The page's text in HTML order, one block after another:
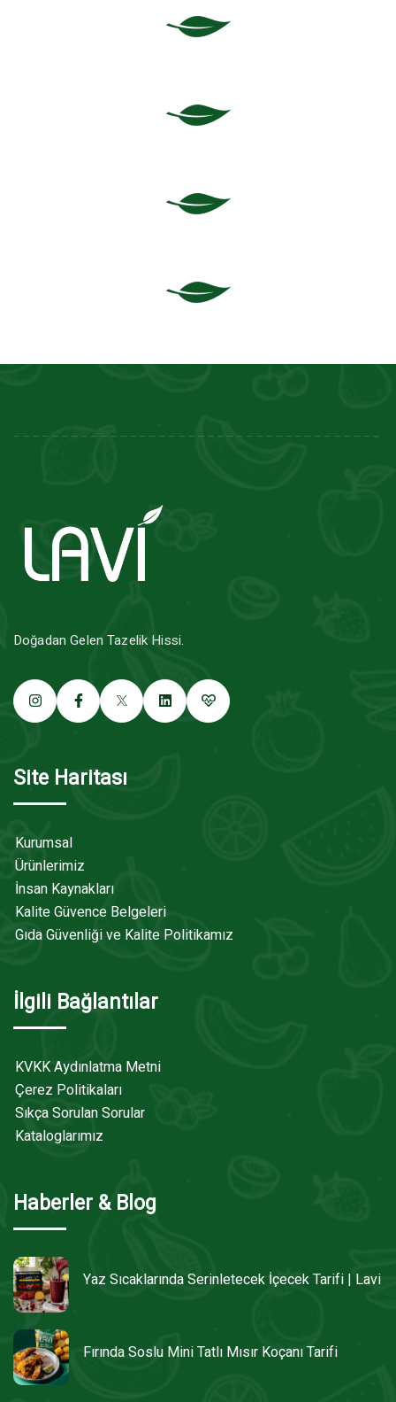
Doğadan Gelen Tazelik Hissi.
Site Haritası
Kurumsal
Ürünlerimiz
İnsan Kaynakları
Kalite Güvence Belgeleri
Gıda Güvenliği ve Kalite Politikamız
İlgili Bağlantılar
KVKK Aydınlatma Metni
Çerez Politikaları
Sıkça Sorulan Sorular
Kataloglarımız
Haberler & Blog
Yaz Sıcaklarında Serinletecek İçecek Tarifi | Lavi
Fırında Soslu Mini Tatlı Mısır Koçanı Tarifi